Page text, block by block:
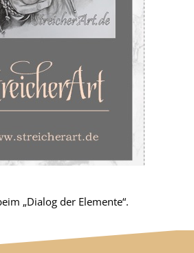
„Dialog der Elemente“.